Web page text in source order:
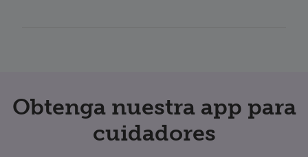
Obtenga nuestra app para
cuidadores